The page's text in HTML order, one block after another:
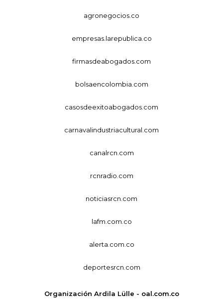
agronegocios.co
empresas.larepublica.co
firmasdeabogados.com
bolsaencolombia.com
casosdeexitoabogados.com
carnavalindustriacultural.com
canalrcn.com
rcnradio.com
noticiasrcn.com
lafm.com.co
alerta.com.co
deportesrcn.com
Organización Ardila Lülle - oal.com.co